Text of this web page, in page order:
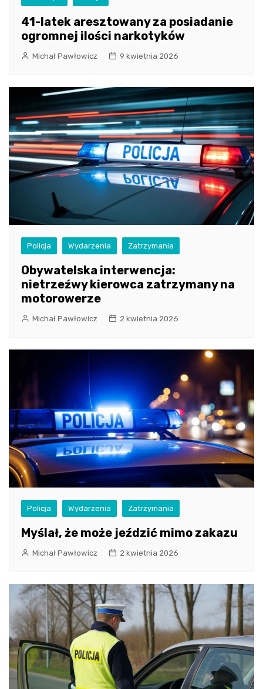
41-latek aresztowany za posiadanie
ogromnej ilości narkotyków
Michał Pawłowicz 9 kwietnia 2026
Policja Wydarzenia Zatrzymania
Obywatelska interwencja:
nietrzeźwy kierowca zatrzymany na
motorowerze
Michał Pawłowicz 2 kwietnia 2026
Policja Wydarzenia Zatrzymania
Myślał, że może jeździć mimo zakazu
Michał Pawłowicz 2 kwietnia 2026